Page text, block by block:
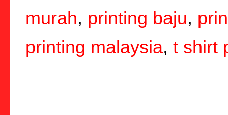
murah, printing baju,
printing malaysia, t shirt